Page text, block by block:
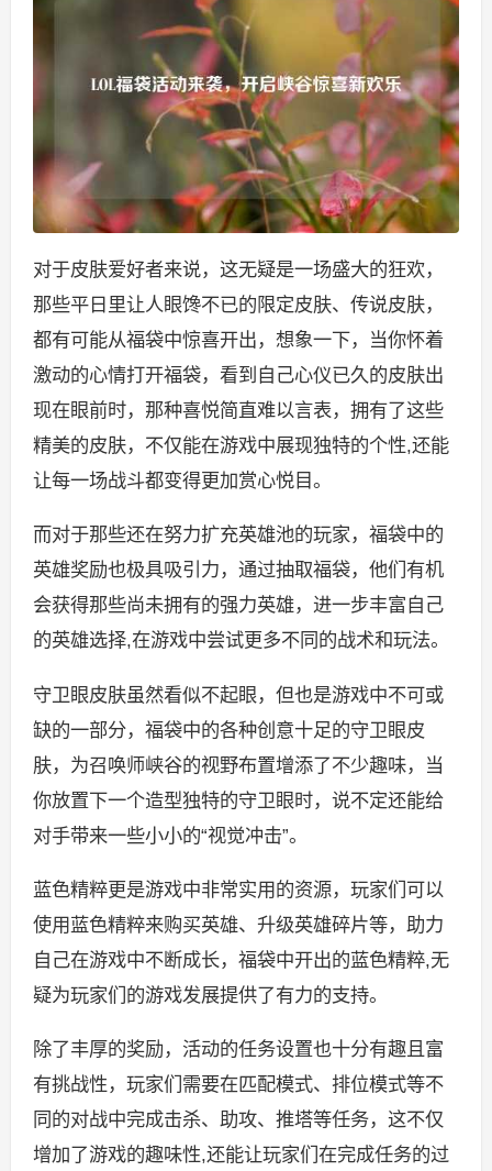
对于皮肤爱好者来说，这无疑是一场盛大的狂欢，
那些平日里让人眼馋不已的限定皮肤、传说皮肤，
都有可能从福袋中惊喜开出，想象一下，当你怀着
激动的心情打开福袋，看到自己心仪已久的皮肤出
现在眼前时，那种喜悦简直难以言表，拥有了这些
精美的皮肤，不仅能在游戏中展现独特的个性,还能
让每一场战斗都变得更加赏心悦目。
而对于那些还在努力扩充英雄池的玩家，福袋中的
英雄奖励也极具吸引力，通过抽取福袋，他们有机
会获得那些尚未拥有的强力英雄，进一步丰富自己
的英雄选择,在游戏中尝试更多不同的战术和玩法。
守卫眼皮肤虽然看似不起眼，但也是游戏中不可或
缺的一部分，福袋中的各种创意十足的守卫眼皮
肤，为召唤师峡谷的视野布置增添了不少趣味，当
你放置下一个造型独特的守卫眼时，说不定还能给
对手带来一些小小的“视觉冲击”。
蓝色精粹更是游戏中非常实用的资源，玩家们可以
使用蓝色精粹来购买英雄、升级英雄碎片等，助力
自己在游戏中不断成长，福袋中开出的蓝色精粹,无
疑为玩家们的游戏发展提供了有力的支持。
除了丰厚的奖励，活动的任务设置也十分有趣且富
有挑战性，玩家们需要在匹配模式、排位模式等不
同的对战中完成击杀、助攻、推塔等任务，这不仅
增加了游戏的趣味性,还能让玩家们在完成任务的过